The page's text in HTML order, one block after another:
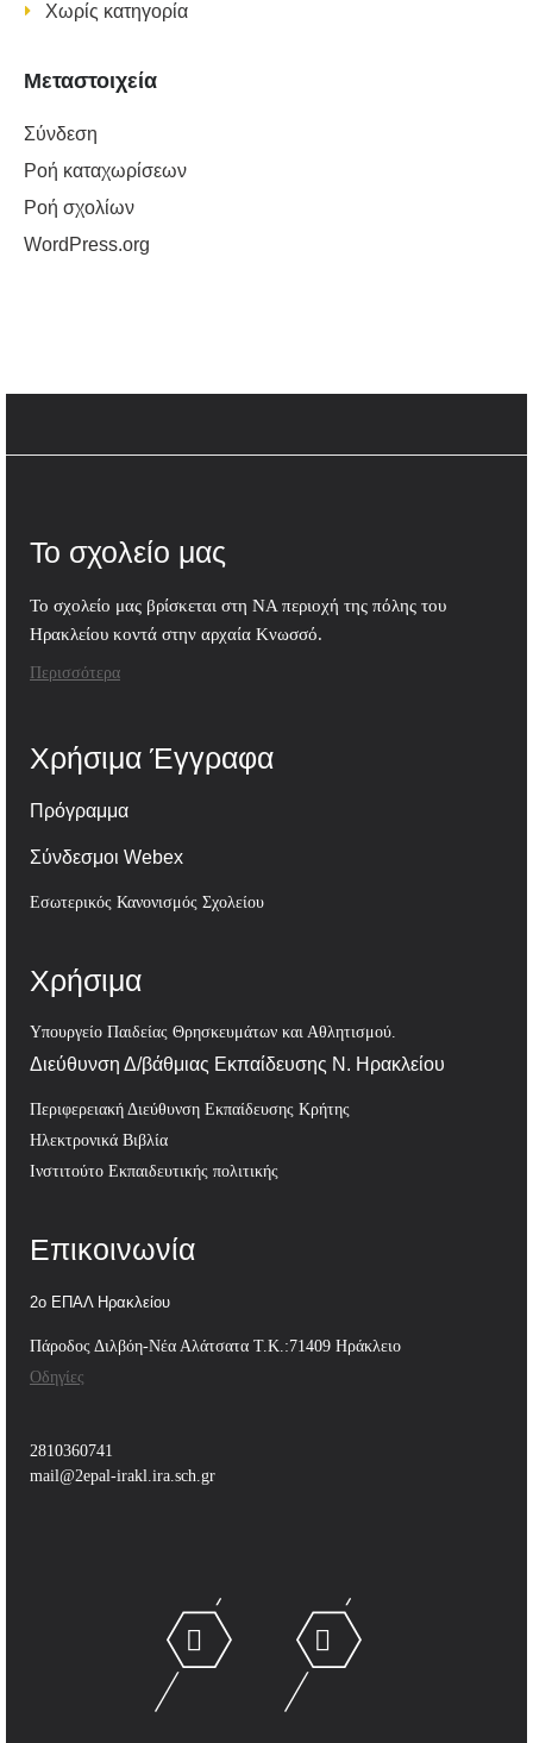
Χωρίς κατηγορία
Μεταστοιχεία
Σύνδεση
Ροή καταχωρίσεων
Ροή σχολίων
WordPress.org
Το σχολείο μας
Το σχολείο μας βρίσκεται στη ΝΑ περιοχή της πόλης του
Ηρακλείου κοντά στην αρχαία Κνωσσό.
Περισσότερα
Χρήσιμα Έγγραφα
Πρόγραμμα
Σύνδεσμοι Webex
Εσωτερικός Κανονισμός Σχολείου
Χρήσιμα
Υπουργείο Παιδείας Θρησκευμάτων και Αθλητισμού.
Διεύθυνση Δ/βάθμιας Εκπαίδευσης Ν. Ηρακλείου
Περιφερειακή Διεύθυνση Εκπαίδευσης Κρήτης
Ηλεκτρονικά Βιβλία
Ινστιτούτο Εκπαιδευτικής πολιτικής
Επικοινωνία
2ο ΕΠΑΛ Ηρακλείου
Πάροδος Διλβόη-Νέα Αλάτσατα Τ.Κ.:71409 Ηράκλειο
Οδηγίες
2810360741
mail@2epal-irakl.ira.sch.gr